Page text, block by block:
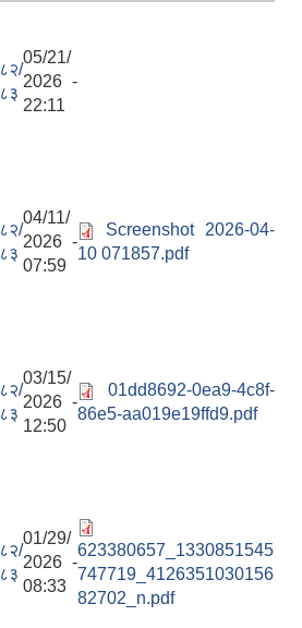
८२/
८३
05/21/
2026 -
22:11
८२/
८३
04/11/
2026 -
07:59
Screenshot 2026-04-
10 071857.pdf
८२/
८३
03/15/
2026 -
12:50
01dd8692-0ea9-4c8f-
86e5-aa019e19ffd9.pdf
८२/
८३
01/29/
2026 -
08:33
623380657_1330851545
747719_4126351030156
82702_n.pdf